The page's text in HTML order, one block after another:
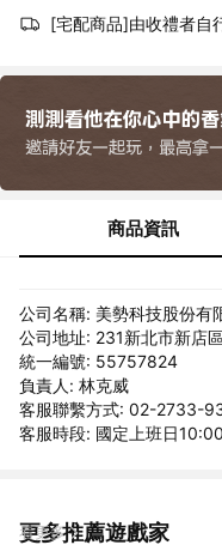
[宅配商品]由收禮者自
商品資訊
公司名稱: 美勢科技股份有
公司地址: 231新北市新店
統一編號: 55757824
負責人: 林克威
客服聯繫方式: 02-2733-
客服時段: 國定上班日
更多推薦遊戲家
看更多